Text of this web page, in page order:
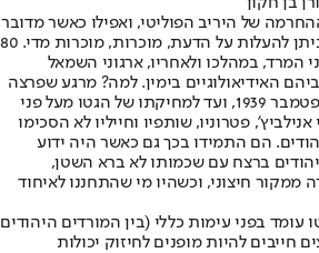
של היריב הפוליטי, ואפילו כאשר מדובר
ברגעים הנוראיים ביותר שניתן להעלות על הדעת, מוכרות, מוכרות מדי. 80
המרד, במהלכו ולאחריו, ארגוני השמאל
האידיאולוגיים בימין. למה? מרגע שפרצה
מלחמת העולם השנייה בספטמבר 1939, ועד למחיקתו של הגטו מעל פני
1943, מרדכי אנילביץ', פטרוניו, שותפיו וחייליו לא הסכימו
הם התמידו בכך גם כאשר היה ידוע
ברצח עם שכמותו לא ברא השטן,
ממקור חיצוני, וכשהיו מי שהתחננו לאיחוד
עומד בפני עימות כללי (בין המורדים היהודים
חייבים להיות מופנים לחיזוק יכולות